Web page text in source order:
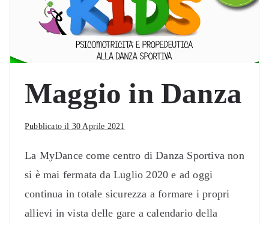
Maggio in Danza
Pubblicato il 30 Aprile 2021
La MyDance come centro di Danza Sportiva non
si è mai fermata da Luglio 2020 e ad oggi
continua in totale sicurezza a formare i propri
allievi in vista delle gare a calendario della